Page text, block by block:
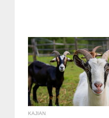
KAJIAN